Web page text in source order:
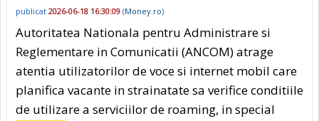
publicat 2026-06-18 16:30:09 (Money.ro)
Autoritatea Nationala pentru Administrare si
Reglementare in Comunicatii (ANCOM) atrage
atentia utilizatorilor de voce si internet mobil care
planifica vacante in strainatate sa verifice conditiile
de utilizare a serviciilor de roaming, in special